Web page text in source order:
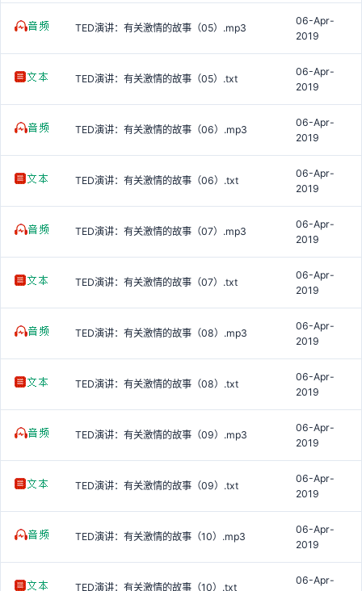
TED演讲：有关激情的故事（05）.mp3
06-Apr-
2019
TED演讲：有关激情的故事（05）.txt
06-Apr-
2019
TED演讲：有关激情的故事（06）.mp3
06-Apr-
2019
TED演讲：有关激情的故事（06）.txt
06-Apr-
2019
TED演讲：有关激情的故事（07）.mp3
06-Apr-
2019
TED演讲：有关激情的故事（07）.txt
06-Apr-
2019
TED演讲：有关激情的故事（08）.mp3
06-Apr-
2019
TED演讲：有关激情的故事（08）.txt
06-Apr-
2019
TED演讲：有关激情的故事（09）.mp3
06-Apr-
2019
TED演讲：有关激情的故事（09）.txt
06-Apr-
2019
TED演讲：有关激情的故事（10）.mp3
06-Apr-
2019
TED演讲：有关激情的故事（10）.txt
06-Apr-